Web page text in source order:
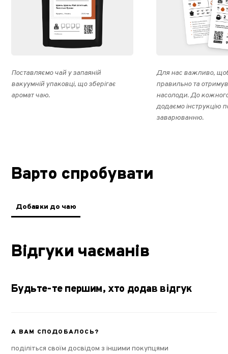
Поставляємо чай у запаяній
вакуумній упаковці, що зберігає
аромат чаю.
Для нас важливо,
правильно та
насолоди. До
додаємо інструкцію
заварюванню.
Варто спробувати
Добавки до чаю
Відгуки чаєманів
Будьте-те першим, хто додав відгук
А ВАМ СПОДОБАЛОСЬ?
поділіться своїм досвідом з іншими покупцями